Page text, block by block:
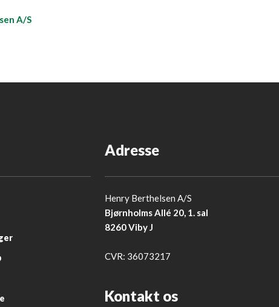
A/S
Adresse
Henry Berthelsen A/S
Bjørnholms Allé 20, 1. sal
8260 Viby J
​CVR: 36073217
Kontakt os